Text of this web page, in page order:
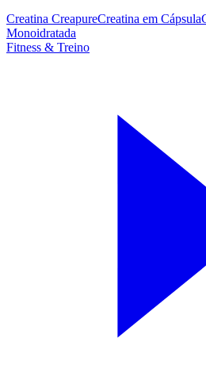
Creatina CreapureCreatina em Cápsula
Monoidratada
Fitness & Treino